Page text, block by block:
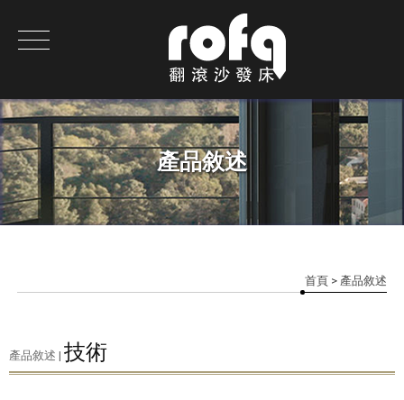
產品敘述
首頁 > 產品敘述
產品敘述 | 技術